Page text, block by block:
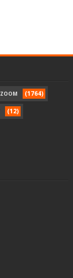
ZOOM (1764)
(12)